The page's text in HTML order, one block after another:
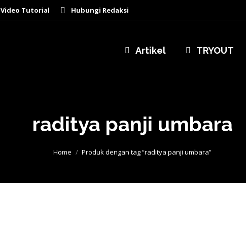
Video Tutorial Hubungi Redaksi
Artikel TRYOUT
raditya panji umbara
You are here:
Home Produk dengan tag “raditya panji umbara”